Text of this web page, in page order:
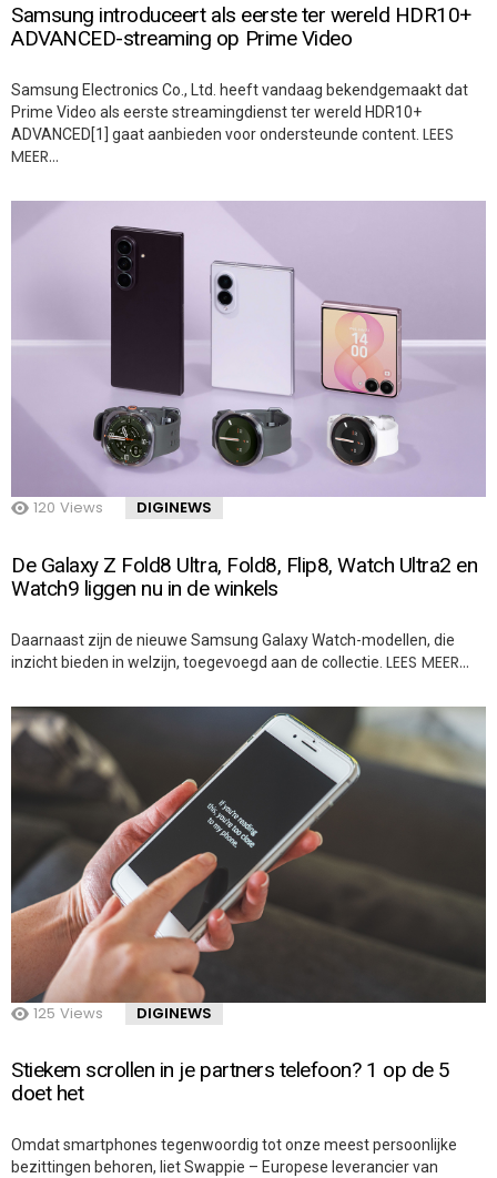
Samsung introduceert als eerste ter wereld HDR10+
ADVANCED-streaming op Prime Video
Samsung Electronics Co., Ltd. heeft vandaag bekendgemaakt dat
Prime Video als eerste streamingdienst ter wereld HDR10+
ADVANCED[1] gaat aanbieden voor ondersteunde content. LEES
MEER…
120 Views DIGINEWS
De Galaxy Z Fold8 Ultra, Fold8, Flip8, Watch Ultra2 en
Watch9 liggen nu in de winkels
Daarnaast zijn de nieuwe Samsung Galaxy Watch-modellen, die
inzicht bieden in welzijn, toegevoegd aan de collectie. LEES MEER…
125 Views DIGINEWS
Stiekem scrollen in je partners telefoon? 1 op de 5
doet het
Omdat smartphones tegenwoordig tot onze meest persoonlijke
bezittingen behoren, liet Swappie – Europese leverancier van